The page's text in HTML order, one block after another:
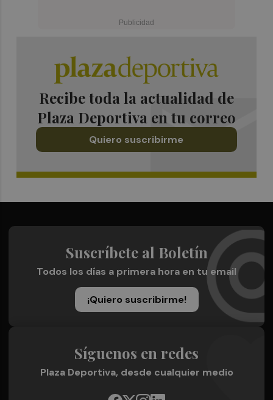
Recibe toda la actualidad de
Plaza Deportiva en tu correo
Quiero suscribirme
Suscríbete al Boletín
Todos los días a primera hora en tu email
¡Quiero suscribirme!
Síguenos en redes
Plaza Deportiva, desde cualquier medio